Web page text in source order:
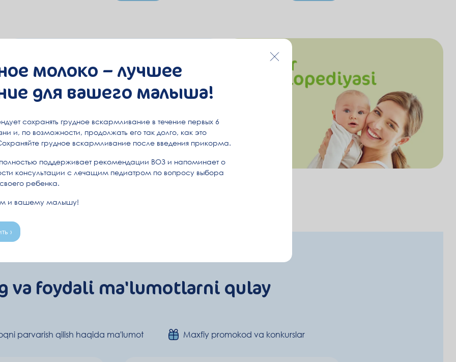
va foydali ma'lumotlarni qulay
parvarish qilish haqida ma'lumot Maxfiy promokod va konkurslar
молоко – лучшее
для вашего малыша!
сохранять грудное вскармливание в течение первых 6
и, по возможности, продолжать его так долго, как это
грудное вскармливание после введения прикорма.
полностью поддерживает рекомендации ВОЗ и напоминает о
консультации с лечащим педиатром по вопросу выбора
ребенка.
и вашему малышу!
›